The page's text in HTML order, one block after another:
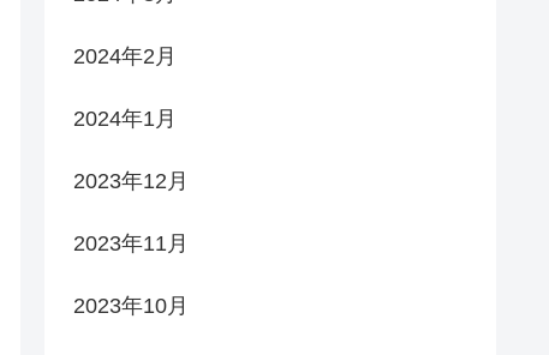
2024年2月
2024年1月
2023年12月
2023年11月
2023年10月